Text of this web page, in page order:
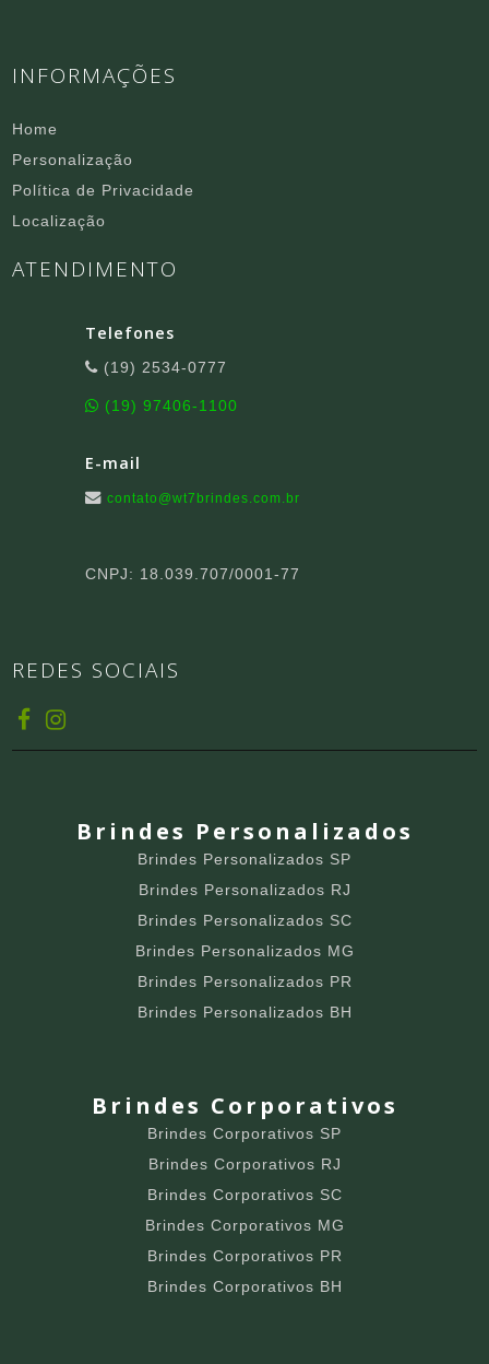
INFORMAÇÕES
Home
Personalização
Política de Privacidade
Localização
ATENDIMENTO
Telefones
(19) 2534-0777
(19) 97406-1100
E-mail
contato@wt7brindes.com.br
CNPJ: 18.039.707/0001-77
REDES SOCIAIS
Brindes Personalizados
Brindes Personalizados SP
Brindes Personalizados RJ
Brindes Personalizados SC
Brindes Personalizados MG
Brindes Personalizados PR
Brindes Personalizados BH
Brindes Corporativos
Brindes Corporativos SP
Brindes Corporativos RJ
Brindes Corporativos SC
Brindes Corporativos MG
Brindes Corporativos PR
Brindes Corporativos BH